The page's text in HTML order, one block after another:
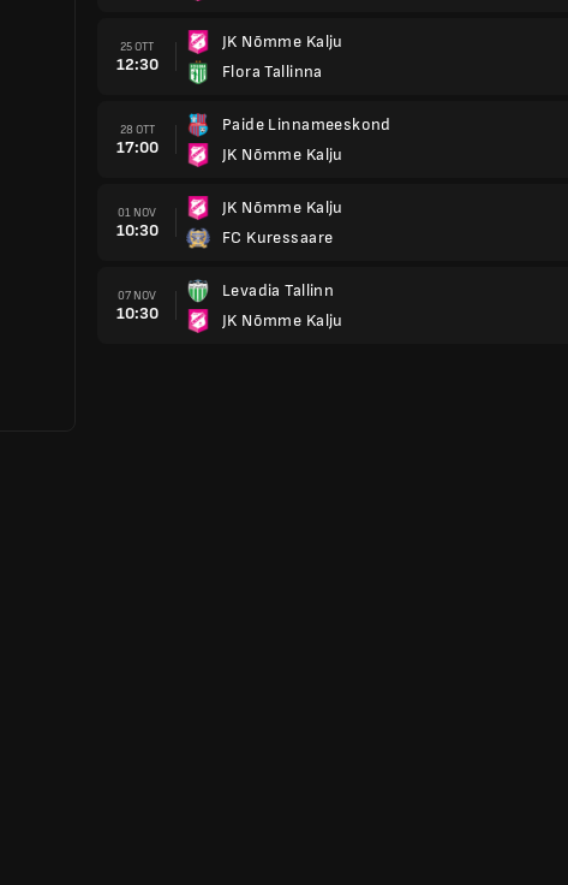
25 OTT
12:30
JK Nõmme Kalju
Flora Tallinna
28 OTT
17:00
Paide Linnameeskond
JK Nõmme Kalju
01 NOV
10:30
JK Nõmme Kalju
FC Kuressaare
07 NOV
10:30
Levadia Tallinn
JK Nõmme Kalju